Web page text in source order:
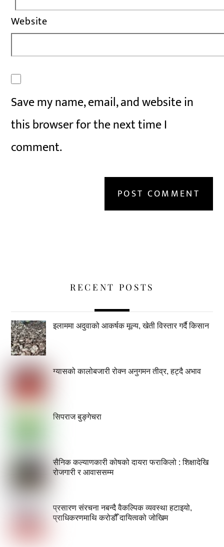
Website
Save my name, email, and website in
this browser for the next time I
comment.
RECENT POSTS
इलाममा अदुवाको आकर्षक मूल्य, खेती विस्तार गर्दै किसान
ग्यासको कालोबजारी रोक्न अनुगमन तीव्र, हट्दै अभाव
सिपराज बुङ्गेचरा
सैनिक कल्याणकारी कोषको दायरा फराकिलो : शिक्षादेखि
रोजगारी र आवाससम्म
प्रसारण संरचना नबन्दै वैकल्पिक व्यवस्था हटाइयो,
प्राधिकरणमाथि करोडौँ दायित्वको जोखिम